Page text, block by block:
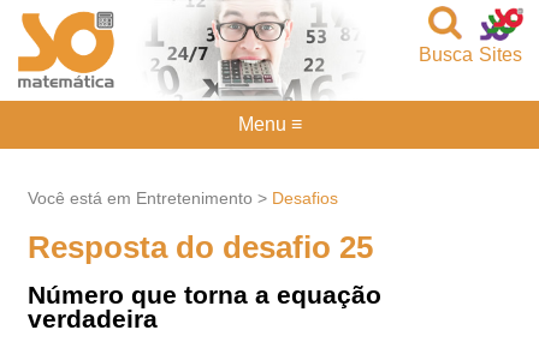
Sites
Busca
Você está em Entretenimento > Desafios
Resposta do desafio 25
Número que torna a equação
verdadeira